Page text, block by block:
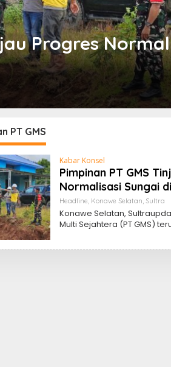
Progres
PT GMS
Kabar Konsel
Pimpinan PT GMS
Normalisasi Sungai
Headline, Konawe Selatan, Sultra
Konawe Selatan,
Multi Sejahtera (PT GMS)